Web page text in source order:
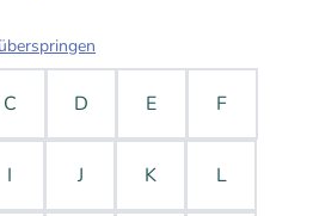
C D E F
I J K L